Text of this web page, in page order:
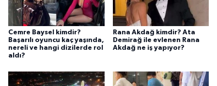
Cemre Baysel kimdir?
Başarılı oyuncu kaç yaşında,
nereli ve hangi dizilerde rol
aldı?
Rana Akdağ kimdir? Ata
Demirağ ile evlenen Rana
Akdağ ne iş yapıyor?